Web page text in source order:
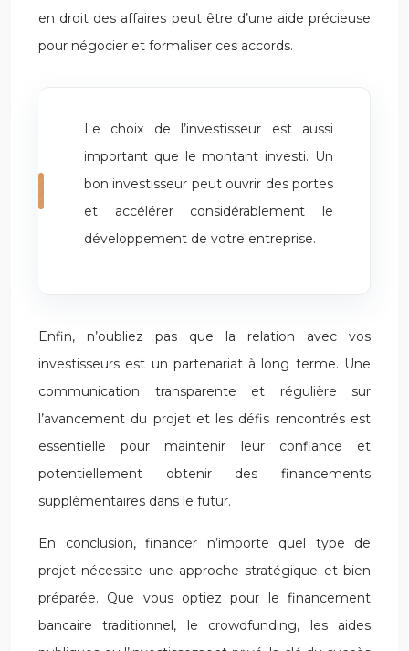
en droit des affaires peut être d’une aide précieuse
pour négocier et formaliser ces accords.
Le choix de l’investisseur est aussi
important que le montant investi. Un
bon investisseur peut ouvrir des portes
et accélérer considérablement le
développement de votre entreprise.
Enfin, n’oubliez pas que la relation avec vos
investisseurs est un partenariat à long terme. Une
communication transparente et régulière sur
l’avancement du projet et les défis rencontrés est
essentielle pour maintenir leur confiance et
potentiellement obtenir des financements
supplémentaires dans le futur.
En conclusion, financer n’importe quel type de
projet nécessite une approche stratégique et bien
préparée. Que vous optiez pour le financement
bancaire traditionnel, le crowdfunding, les aides